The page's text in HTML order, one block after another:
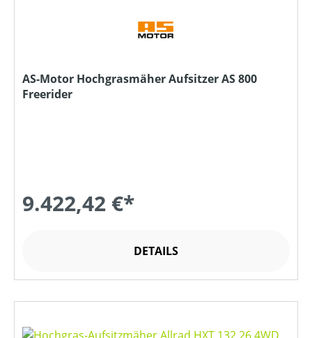
AS-Motor Hochgrasmäher Aufsitzer AS 800
Freerider
9.422,42 €*
DETAILS